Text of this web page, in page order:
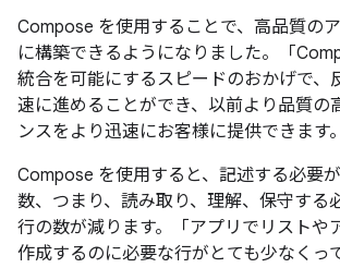
Compose を使用することで、高品質の
に構築できるようになりました。「
統合を可能にするスピードのおかげで、
速に進めることができ、以前より品質の
ンスをより迅速にお客様に提供できます
Compose を使用すると、記述する必要
数、つまり、読み取り、理解、保守する
行の数が減ります。「アプリでリストや
作成するのに必要な行がとても少なくっ